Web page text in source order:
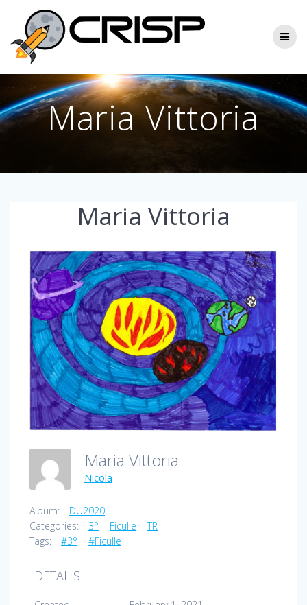
to
content
Maria Vittoria
Maria Vittoria
Maria Vittoria
Nicola
Album:
DU2020
Categories:
3° Ficulle
TR
Tags:
#3° #Ficulle
DETAILS